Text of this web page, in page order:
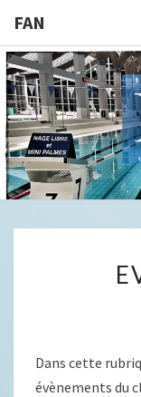
FAN
Dans cette
évènements du